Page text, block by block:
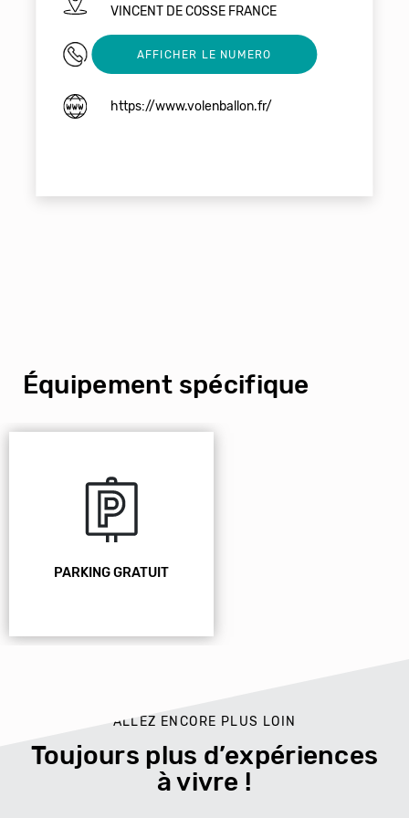
VINCENT DE COSSE FRANCE
0620259158
AFFICHER LE NUMERO
https://www.volenballon.fr/
Équipement spécifique
PARKING GRATUIT
ALLEZ ENCORE PLUS LOIN
Toujours plus d’expériences
à vivre !